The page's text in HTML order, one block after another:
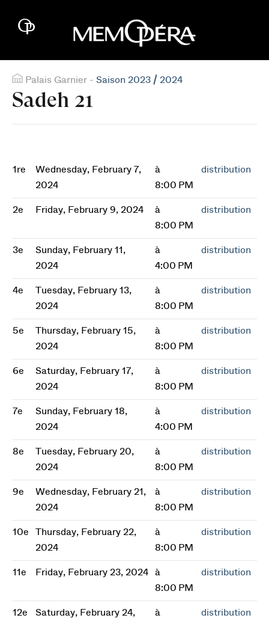
Palais Garnier - Saison 2023 / 2024
Sadeh 21
1re
Wednesday, February 7,
2024
à
8:00 PM
distribution
2e Friday, February 9, 2024
à
8:00 PM
distribution
3e
Sunday, February 11,
2024
à
4:00 PM
distribution
4e
Tuesday, February 13,
2024
à
8:00 PM
distribution
5e
Thursday, February 15,
2024
à
8:00 PM
distribution
6e
Saturday, February 17,
2024
à
8:00 PM
distribution
7e
Sunday, February 18,
2024
à
4:00 PM
distribution
8e
Tuesday, February 20,
2024
à
8:00 PM
distribution
9e
Wednesday, February 21,
2024
à
8:00 PM
distribution
10e
Thursday, February 22,
2024
à
8:00 PM
distribution
11e Friday, February 23, 2024
à
8:00 PM
distribution
12e
Saturday, February 24,
à
distribution